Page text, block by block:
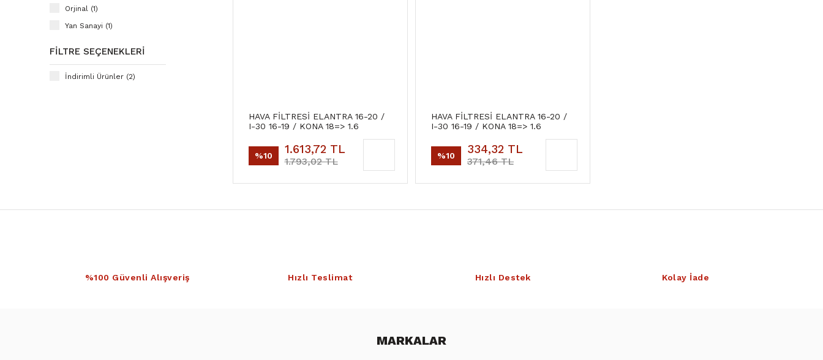
Orjinal (1)
Yan Sanayi (1)
FILTRE SEÇENEKLERI
İndirimli Ürünler (2)
HAVA FİLTRESİ ELANTRA 16-20 /
I-30 16-19 / KONA 18=> 1.6
%10
1.613,72 TL
1.793,02 TL
HAVA FİLTRESİ ELANTRA 16-20 /
I-30 16-19 / KONA 18=> 1.6
%10
334,32 TL
371,46 TL
%100 Güvenli Alışveriş Hızlı Teslimat Hızlı Destek Kolay İade
MARKALAR